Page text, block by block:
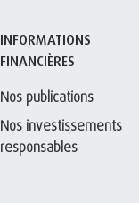
INFORMATIONS
FINANCIÈRES
Nos publications
Nos investissements
responsables